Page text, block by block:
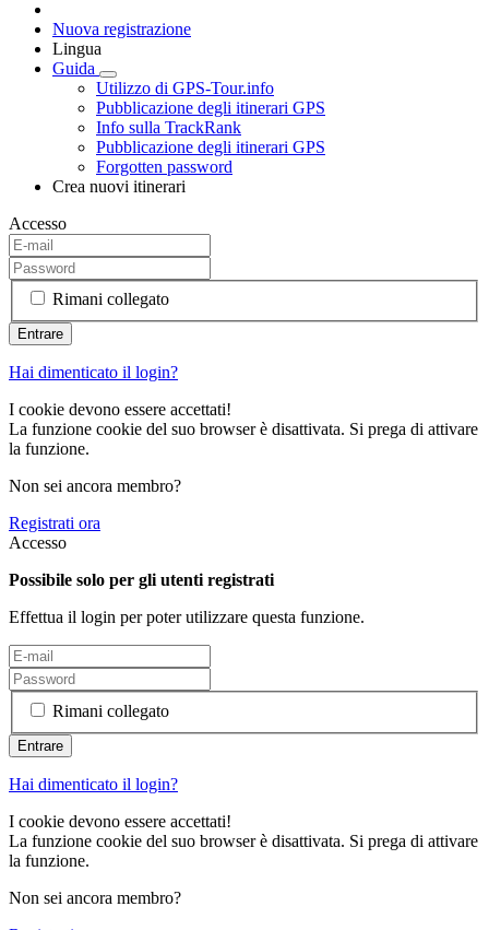
Nuova registrazione
Lingua
Guida
Utilizzo di GPS-Tour.info
Pubblicazione degli itinerari GPS
Info sulla TrackRank
Pubblicazione degli itinerari GPS
Forgotten password
Crea nuovi itinerari
Accesso
Rimani collegato
Hai dimenticato il login?
I cookie devono essere accettati!
La funzione cookie del suo browser è disattivata. Si prega di attivare
la funzione.
Non sei ancora membro?
Registrati ora
Accesso
Possibile solo per gli utenti registrati
Effettua il login per poter utilizzare questa funzione.
Rimani collegato
Hai dimenticato il login?
I cookie devono essere accettati!
La funzione cookie del suo browser è disattivata. Si prega di attivare
la funzione.
Non sei ancora membro?